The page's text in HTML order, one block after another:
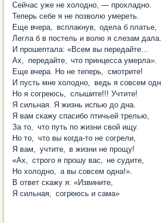
Сейчас уже не холодно, — прохладно.
Теперь себе я не позволю умереть.
Еще вчера, всплакнув, одела б платье,
Легла б в постель и волю я слезам дала.
И прошептала: «Всем вы передайте…
Ах, передайте, что принцесса умерла».
Еще вчера. Но не теперь, смотрите!
И пусть мне холодно, ведь я совсем
Но я согреюсь, слышите!!! Учтите!
Я сильная. Я жизнь испью до дна.
Я вам скажу спасибо птичьей трелью,
За то, что путь по жизни свой ищу.
Но то, что вы когда-тоне согрели,
Я вам, учтите, в жизни не прощу!
«Ах, строго я прошу вас, не судите,
Но холодно, а вы совсем одна!».
В ответ скажу я: «Извините,
Я сильная, согреюсь и сама»